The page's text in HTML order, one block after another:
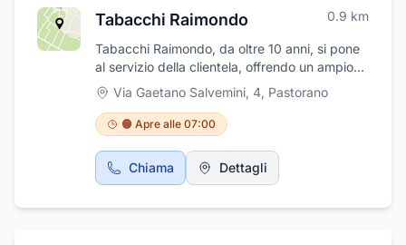
Tabacchi Raimondo 0.9 km
Tabacchi Raimondo, da oltre 10 anni, si pone
al servizio della clientela, offrendo un ampio
ventaglio di prodotti e servizi.
Via Gaetano Salvemini, 4, Pastorano
🟠 Apre alle 07:00
Chiama Dettagli